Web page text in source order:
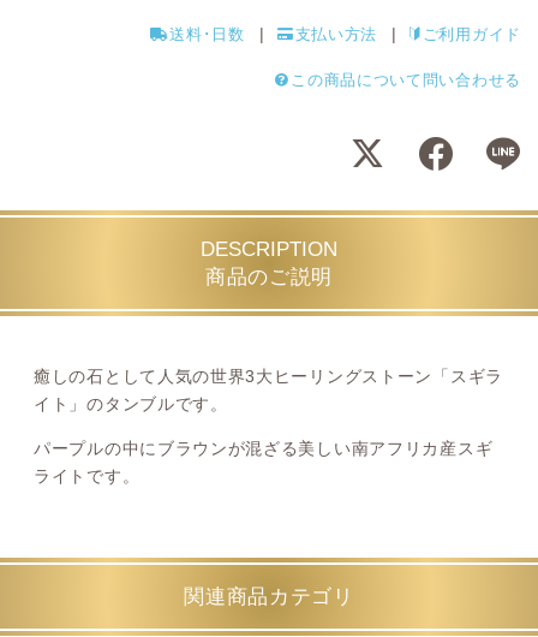
送料･日数 支払い方法 ご利用ガイド
この商品について問い合わせる
DESCRIPTION
商品のご説明
癒しの石として人気の世界3大ヒーリングストーン「スギラ
イト」のタンブルです。
パープルの中にブラウンが混ざる美しい南アフリカ産スギ
ライトです。
関連商品カテゴリ